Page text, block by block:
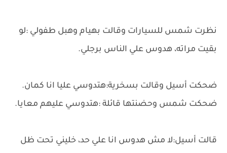
نظرت شمس للسيارات وقالت بهيام وهبل طفولي :لو
بقيت مراته، هدوس علي الناس برجلي.
ضحكت أسيل وقالت بسخرية:هتدوسي عليا انا كمان.
ضحكت شمس وحضنتها قائلة :هتدوسي عليهم معايا.
قالت أسيل:لا مش هدوس انا علي حد، خليني تحت ظل